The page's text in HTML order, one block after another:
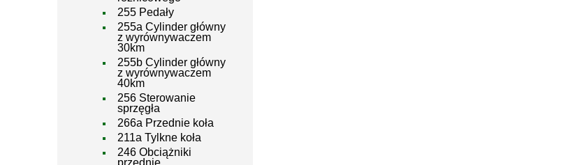
255 Pedały
255a Cylinder główny
z wyrównywaczem
30km
255b Cylinder główny
z wyrównywaczem
40km
256 Sterowanie
sprzęgła
266a Przednie koła
211a Tylkne koła
246 Obciążniki